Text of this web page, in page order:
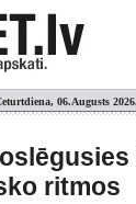
06.Augusts 2026.
ritmos